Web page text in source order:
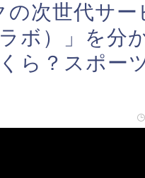
の次世代サ
ボ）」を分
ら？スポー